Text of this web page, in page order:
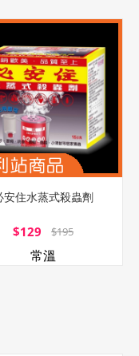
安住水蒸式殺蟲劑
$129 $195
常溫